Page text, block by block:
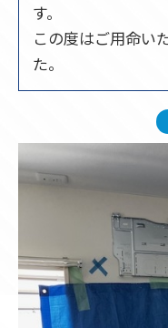
す。
この度はご用命い
た。